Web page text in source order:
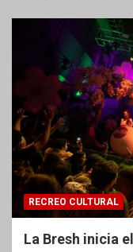
RECREO CULTURAL
La Bresh inicia